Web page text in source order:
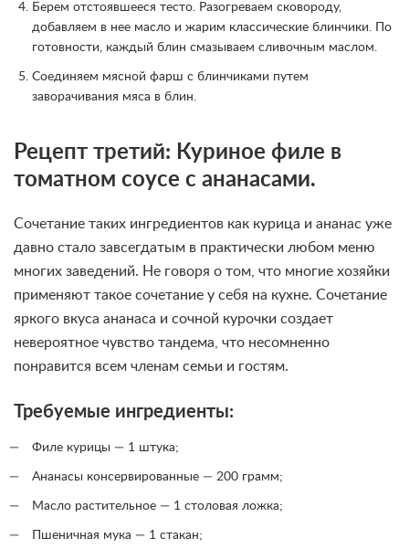
Берем отстоявшееся тесто. Разогреваем сковороду,
добавляем в нее масло и жарим классические блинчики. По
готовности, каждый блин смазываем сливочным маслом.
Соединяем мясной фарш с блинчиками путем
заворачивания мяса в блин.
Рецепт третий: Куриное филе в
томатном соусе с ананасами.
Сочетание таких ингредиентов как курица и ананас уже
давно стало завсегдатым в практически любом меню
многих заведений. Не говоря о том, что многие хозяйки
применяют такое сочетание у себя на кухне. Сочетание
яркого вкуса ананаса и сочной курочки создает
невероятное чувство тандема, что несомненно
понравится всем членам семьи и гостям.
Требуемые ингредиенты:
Филе курицы — 1 штука;
Ананасы консервированные — 200 грамм;
Масло растительное — 1 столовая ложка;
Пшеничная мука — 1 стакан;